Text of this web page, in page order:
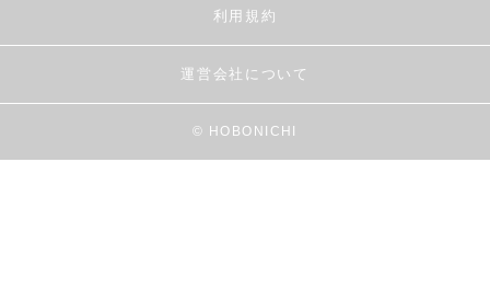
利用規約
運営会社について
© HOBONICHI